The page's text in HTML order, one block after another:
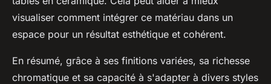
visualiser comment intégrer ce matériau dans un
espace pour un résultat esthétique et cohérent.
En résumé, grâce à ses finitions variées, sa richesse
chromatique et sa capacité à s'adapter à divers styles